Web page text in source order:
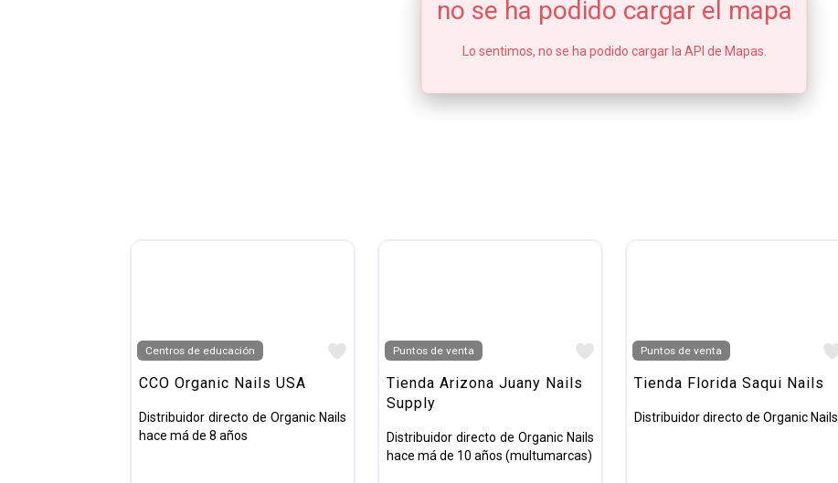
no se ha podido cargar el mapa
Lo sentimos, no se ha podido cargar la API de Mapas.
Centros de educación Favorito
CCO Organic Nails USA
Distribuidor directo de Organic Nails
hace má de 8 años
Puntos de venta Favorito
Tienda Arizona Juany Nails
Supply
Distribuidor directo de Organic Nails
hace má de 10 años (multumarcas)
Puntos de venta
Tienda Florida Saqui Nails
Distribuidor directo de Organic Nails